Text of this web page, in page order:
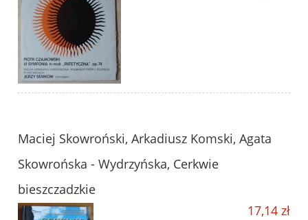
Maciej Skowroński, Arkadiusz Komski, Agata
Skowrońska - Wydrzyńska, Cerkwie
bieszczadzkie
17,14 zł